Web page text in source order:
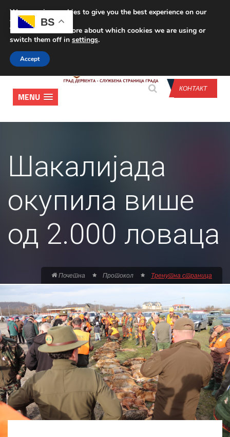
CONTACT US
КОНТАКТ
MENU
Шакалијада
окупила више
од 2.000 ловаца
Почетна Протокол Тренутна страница
BS
We are using cookies to give you the best experience on our
website.
You can find out more about which cookies we are using or
switch them off in settings.
Accept